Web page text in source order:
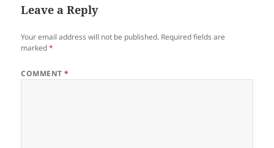
Leave a Reply
Your email address will not be published. Required fields are
marked*
COMMENT*